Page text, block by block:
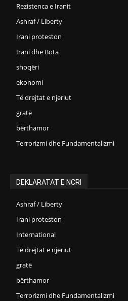
Rezistenca e Iranit
Ashraf / Liberty
Irani proteston
Irani dhe Bota
shoqëri
ekonomi
Të drejtat e njeriut
gratë
bërthamor
Terrorizmi dhe Fundamentalizmi
DEKLARATAT E NCRI
Ashraf / Liberty
Irani proteston
International
Të drejtat e njeriut
gratë
bërthamor
Terrorizmi dhe Fundamentalizmi